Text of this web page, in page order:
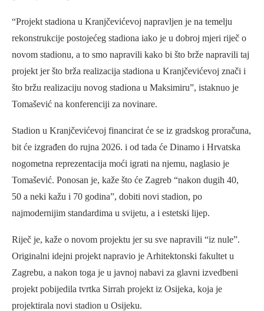
“Projekt stadiona u Kranjčevićevoj napravljen je na temelju
rekonstrukcije postojećeg stadiona iako je u dobroj mjeri riječ o
novom stadionu, a to smo napravili kako bi što brže napravili taj
projekt jer što brža realizacija stadiona u Kranjčevićevoj znači i
što bržu realizaciju novog stadiona u Maksimiru”, istaknuo je
Tomašević na konferenciji za novinare.
Stadion u Kranjčevićevoj financirat će se iz gradskog proračuna,
bit će izgrađen do rujna 2026. i od tada će Dinamo i Hrvatska
nogometna reprezentacija moći igrati na njemu, naglasio je
Tomašević. Ponosan je, kaže što će Zagreb “nakon dugih 40,
50 a neki kažu i 70 godina”, dobiti novi stadion, po
najmodernijim standardima u svijetu, a i estetski lijep.
Riječ je, kaže o novom projektu jer su sve napravili “iz nule”.
Originalni idejni projekt napravio je Arhitektonski fakultet u
Zagrebu, a nakon toga je u javnoj nabavi za glavni izvedbeni
projekt pobijedila tvrtka Sirrah projekt iz Osijeka, koja je
projektirala novi stadion u Osijeku.